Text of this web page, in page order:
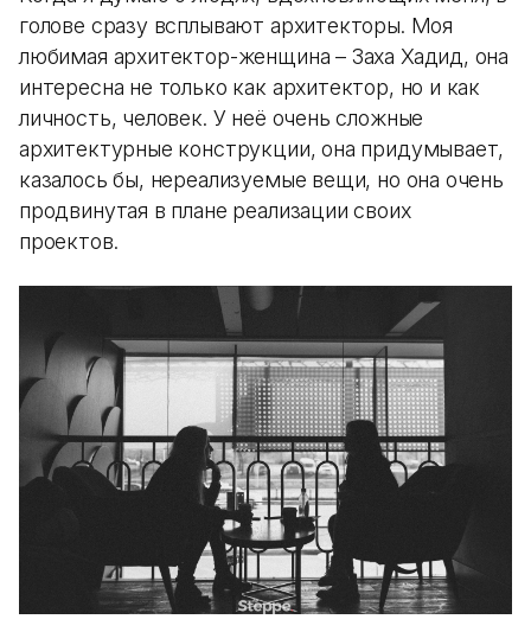
голове сразу всплывают архитекторы. Моя
любимая архитектор-женщина – Заха Хадид, она
интересна не только как архитектор, но и как
личность, человек. У неё очень сложные
архитектурные конструкции, она придумывает,
казалось бы, нереализуемые вещи, но она очень
продвинутая в плане реализации своих
проектов.